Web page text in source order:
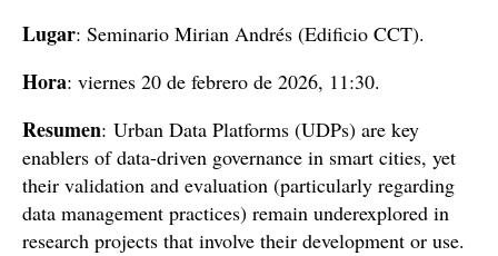
Lugar: Seminario Mirian Andrés (Edificio CCT).
Hora: viernes 20 de febrero de 2026, 11:30.
Resumen: Urban Data Platforms (UDPs) are key
enablers of data-driven governance in smart cities, yet
their validation and evaluation (particularly regarding
data management practices) remain underexplored in
research projects that involve their development or use.